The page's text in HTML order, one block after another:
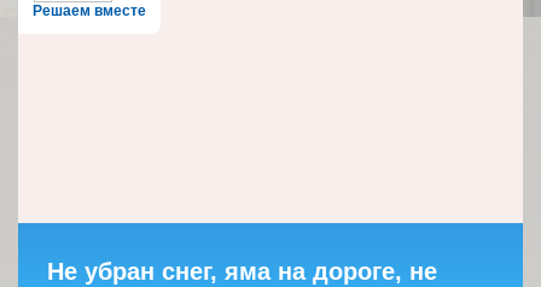
Решаем вместе
Не убран снег, яма на дороге, не